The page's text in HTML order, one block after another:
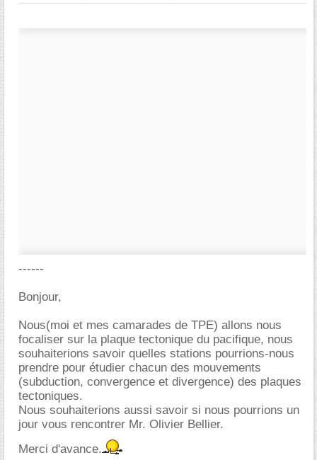
------
Bonjour,
Nous(moi et mes camarades de TPE) allons nous
focaliser sur la plaque tectonique du pacifique, nous
souhaiterions savoir quelles stations pourrions-nous
prendre pour étudier chacun des mouvements
(subduction, convergence et divergence) des plaques
tectoniques.
Nous souhaiterions aussi savoir si nous pourrions un
jour vous rencontrer Mr. Olivier Bellier.
Merci d'avance.